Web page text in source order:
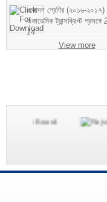
একাদশ শ্রেণির (২০১৬-২০১৭)
একাডেমিক ট্রান্সক্রিপ্ট প্রসঙ্গে
14
View more